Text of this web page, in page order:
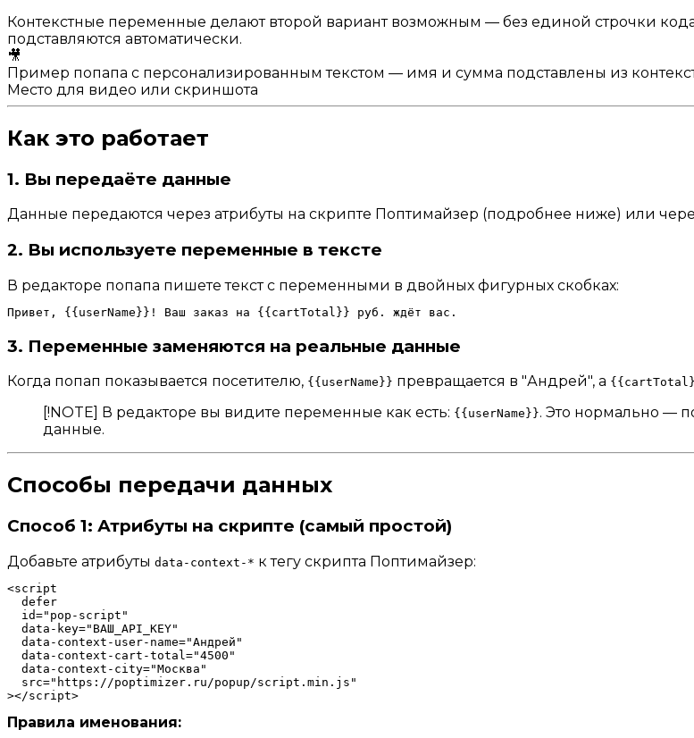
Контекстные переменные делают второй вариант возможным — без единой строчки
подставляются автоматически.
🎥
Пример попапа с персонализированным текстом — имя и сумма подставлены из
Место для видео или скриншота
Как это работает
1. Вы передаёте данные
Данные передаются через атрибуты на скрипте Поптимайзер (подробнее ниже) или
2. Вы используете переменные в тексте
В редакторе попапа пишете текст с переменными в двойных фигурных скобках:
3. Переменные заменяются на реальные данные
Когда попап показывается посетителю, {{userName}} превращается в "Андрей", а
[!NOTE] В редакторе вы видите переменные как есть: {{userName}}. Это нормально —
данные.
Способы передачи данных
Способ 1: Атрибуты на скрипте (самый простой)
Добавьте атрибуты data-context-* к тегу скрипта Поптимайзер:
<script
  defer
  id="pop-script"
  data-key="ВАШ_API_KEY"
  data-context-user-name="Андрей"
  data-context-cart-total="4500"
  data-context-city="Москва"
  src="https://poptimizer.ru/popup/script.min.js"
Правила именования: